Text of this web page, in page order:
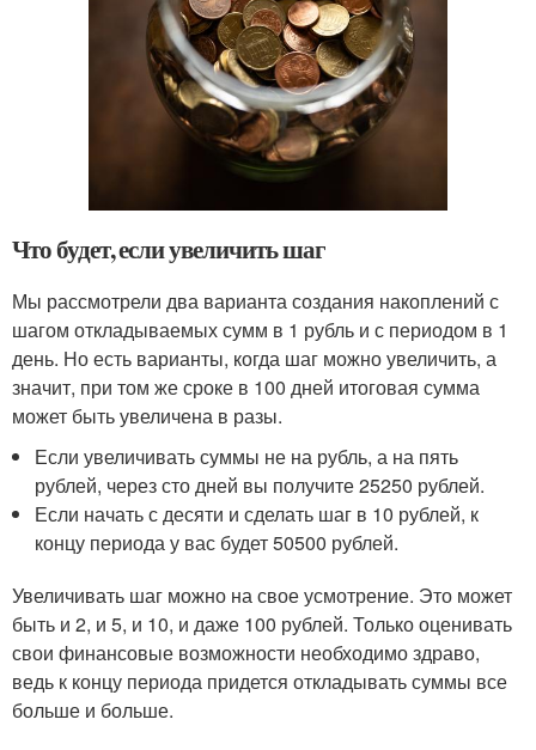
Что будет, если увеличить шаг
Мы рассмотрели два варианта создания накоплений с
шагом откладываемых сумм в 1 рубль и с периодом в 1
день. Но есть варианты, когда шаг можно увеличить, а
значит, при том же сроке в 100 дней итоговая сумма
может быть увеличена в разы.
Если увеличивать суммы не на рубль, а на пять
рублей, через сто дней вы получите 25250 рублей.
Если начать с десяти и сделать шаг в 10 рублей, к
концу периода у вас будет 50500 рублей.
Увеличивать шаг можно на свое усмотрение. Это может
быть и 2, и 5, и 10, и даже 100 рублей. Только оценивать
свои финансовые возможности необходимо здраво,
ведь к концу периода придется откладывать суммы все
больше и больше.